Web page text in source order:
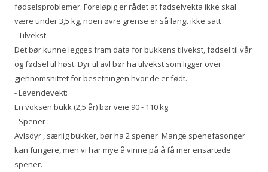
fødselsproblemer. Foreløpig er rådet at fødselvekta ikke skal
være under 3,5 kg, noen øvre grense er så langt ikke satt
- Tilvekst:
Det bør kunne legges fram data for bukkens tilvekst, fødsel til vår
og fødsel til høst. Dyr til avl bør ha tilvekst som ligger over
gjennomsnittet for besetningen hvor de er født.
- Levendevekt:
En voksen bukk (2,5 år) bør veie 90 - 110 kg
- Spener :
Avlsdyr , særlig bukker, bør ha 2 spener. Mange spenefasonger
kan fungere, men vi har mye å vinne på å få mer ensartede
spener.